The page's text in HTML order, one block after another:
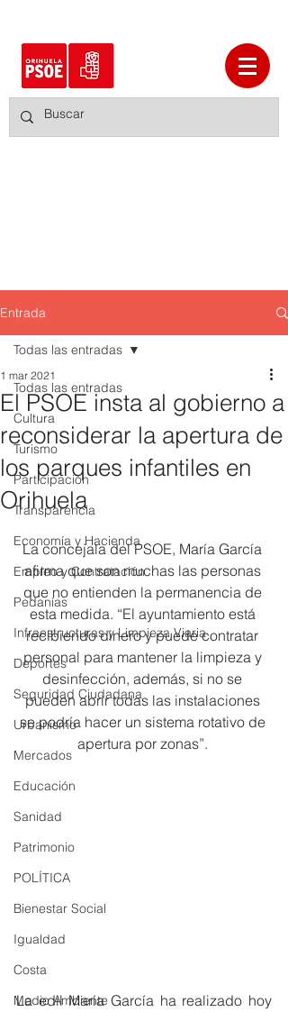
Entrada
Todas las entradas
Cultura
Turismo
Participación
Transparencia
Economía y Hacienda
Empleo y Contratación
Pedanías
Infraestructuras y Limpieza Viaria
Deportes
Seguridad Ciudadana
Urbanismo
Mercados
Educación
Sanidad
Patrimonio
POLÍTICA
Bienestar Social
Igualdad
Costa
Medio Ambiente
Todas las entradas
El PSOE insta al gobierno a
reconsiderar la apertura de
los parques infantiles en
Orihuela
1 mar 2021
La concejala del PSOE, María García
afirma que son muchas las personas
que no entienden la permanencia de
esta medida. “El ayuntamiento está
recibiendo dinero y puede contratar
personal para mantener la limpieza y
desinfección, además, si no se
pueden abrir todas las instalaciones
se podría hacer un sistema rotativo de
apertura por zonas”.
La edil María García ha realizado hoy